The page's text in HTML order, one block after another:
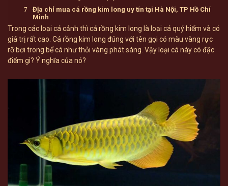
Địa chỉ mua cá rồng kim long uy tín tại Hà Nội, TP Hồ Chí
Minh
Trong các loại cá cảnh thì cá rồng kim long là loại cá quý hiếm và có
giá trị rất cao. Cá rồng kim long đúng với tên gọi có màu vàng rực
rỡ bơi trong bể cá như thỏi vàng phát sáng. Vậy loại cá này có đặc
điểm gì? Ý nghĩa của nó?